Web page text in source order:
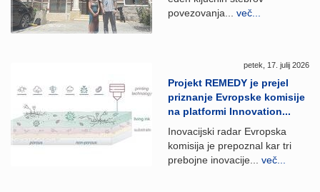
povezovanja... več...
petek, 17. julij 2026
Projekt REMEDY je prejel
priznanje Evropske komisije
na platformi Innovation...
Inovacijski radar Evropska
komisija je prepoznal kar tri
prebojne inovacije... več...